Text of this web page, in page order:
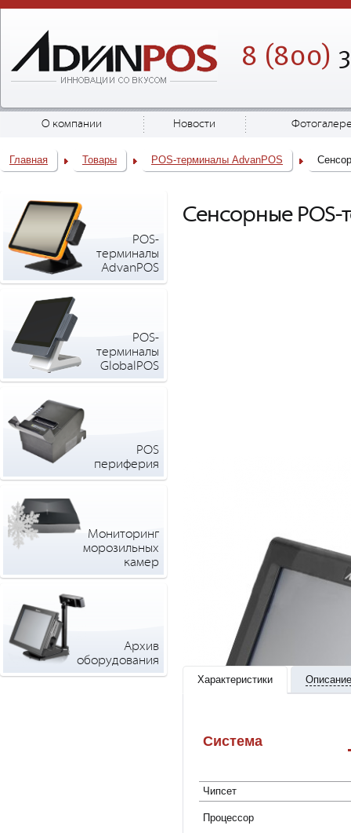
8 (800)
О компании Новости
Главная Товары POS-терминалы AdvanPOS
POS-
терминалы
AdvanPOS
POS-
терминалы
GlobalPOS
POS
периферия
Мониторинг
морозильных
камер
Архив
оборудования
Сенсорные POS-
Характеристики Описание
Система
Чипсет
Процессор